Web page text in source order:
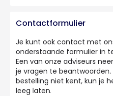
Contactformulier
Je kunt ook contact met
onderstaande formulier in
Een van onze adviseurs
je vragen te
bestelling niet kent, kun je
leeg laten.